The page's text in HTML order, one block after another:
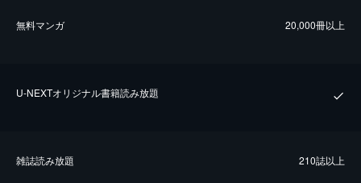
無料マンガ 20,000冊以上
U-NEXTオリジナル書籍読み放題
雑誌読み放題 210誌以上